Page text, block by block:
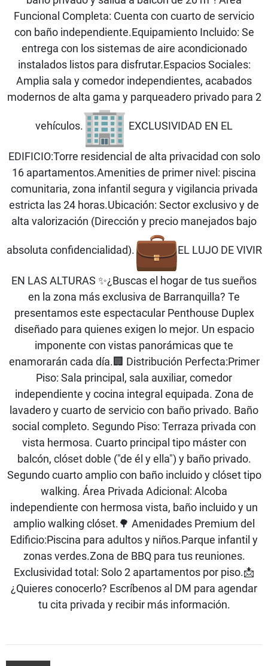
Funcional Completa: Cuenta con cuarto de servicio
con baño independiente.Equipamiento Incluido: Se
entrega con los sistemas de aire acondicionado
instalados listos para disfrutar.Espacios Sociales:
Amplia sala y comedor independientes, acabados
modernos de alta gama y parqueadero privado para 2
vehículos. EXCLUSIVIDAD EN EL
EDIFICIO:Torre residencial de alta privacidad con solo
16 apartamentos.Amenities de primer nivel: piscina
comunitaria, zona infantil segura y vigilancia privada
estricta las 24 horas.Ubicación: Sector exclusivo y de
alta valorización (Dirección y precio manejados bajo
absoluta confidencialidad). EL LUJO DE VIVIR
EN LAS ALTURAS ✨¿Buscas el hogar de tus sueños
en la zona más exclusiva de Barranquilla? Te
presentamos este espectacular Penthouse Duplex
diseñado para quienes exigen lo mejor. Un espacio
imponente con vistas panorámicas que te
enamorarán cada día.🏢 Distribución Perfecta:Primer
Piso: Sala principal, sala auxiliar, comedor
independiente y cocina integral equipada. Zona de
lavadero y cuarto de servicio con baño privado. Baño
social completo. Segundo Piso: Terraza privada con
vista hermosa. Cuarto principal tipo máster con
balcón, clóset doble ("de él y ella") y baño privado.
Segundo cuarto amplio con baño incluido y clóset tipo
walking. Área Privada Adicional: Alcoba
independiente con hermosa vista, baño incluido y un
amplio walking clóset.🌳 Amenidades Premium del
Edificio:Piscina para adultos y niños.Parque infantil y
zonas verdes.Zona de BBQ para tus reuniones.
Exclusividad total: Solo 2 apartamentos por piso.📩
¿Quieres conocerlo? Escríbenos al DM para agendar
tu cita privada y recibir más información.